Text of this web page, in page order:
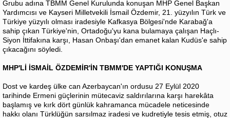
Grubu adına TBMM Genel Kurulunda konuşan MHP Genel Başkan
Yardımcısı ve Kayseri Milletvekili İsmail Özdemir, 21. yüzyılın Türk ve
Türkiye yüzyılı olması iradesiyle Kafkasya Bölgesi'nde Karabağ'a
sahip çıkan Türkiye'nin, Ortadoğu'yu kana bulamaya çalışan Haçlı-
Siyon İttifakına karşı, Hasan Onbaşı'dan emanet kalan Kudüs'e sahip
çıkacağını söyledi.
MHP'Lİ İSMAİL ÖZDEMİR'İN TBMM'DE YAPTIĞI KONUŞMA
Dost ve kardeş ülke can Azerbaycan'ın ordusu 27 Eylül 2020
tarihinde Ermeni güçlerinin mütecaviz saldırılarına karşı harekâta
başlamış ve kırk dört günlük kahramanca mücadele neticesinde
hakkı olanı Türklüğün sarsılmaz iradesi ve kudretiyle tesis etmiş, otuz